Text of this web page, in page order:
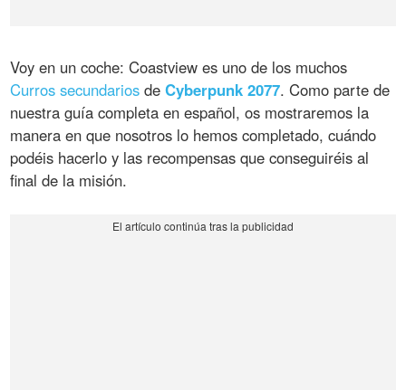
Voy en un coche: Coastview es uno de los muchos
Curros secundarios deCyberpunk 2077. Como parte de
nuestra guía completa en español, os mostraremos la
manera en que nosotros lo hemos completado, cuándo
podéis hacerlo y las recompensas que conseguiréis al
final de la misión.